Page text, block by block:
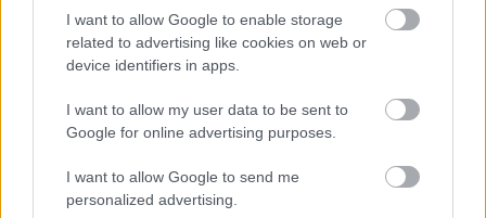
I want to allow Google to enable storage
related to advertising like cookies on web or
device identifiers in apps.
I want to allow my user data to be sent to
Google for online advertising purposes.
I want to allow Google to send me
personalized advertising.
EZEK IS ÉRDEKELHETNEK
Szakma